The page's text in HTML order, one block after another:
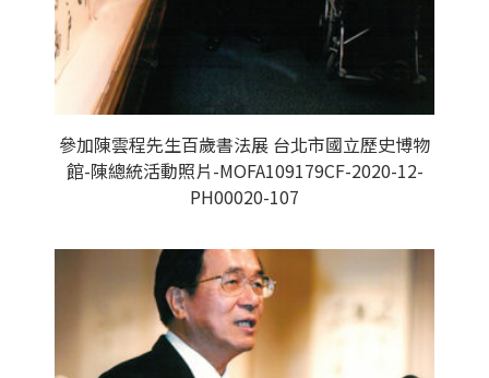
參加陳雲程先生百歲書法展 台北市國立歷史博物
館-陳總統活動照片-MOFA109179CF-2020-12-
PH00020-107